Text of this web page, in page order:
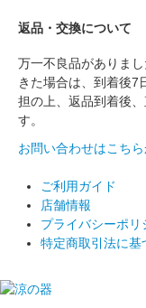
返品・交換について
万一不良品がありま
きた場合は、到着後7
担の上、返品到着後
す。
お問い合わせはこちら
ご利用ガイド
店舗情報
プライバシーポリ
特定商取引法に基